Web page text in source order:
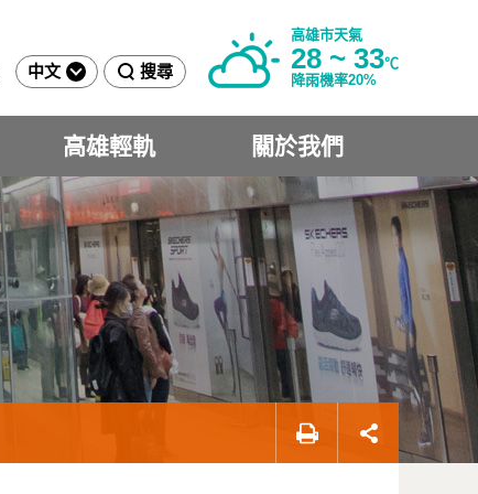
中文 搜尋
高雄市天氣
28 ~ 33℃
降雨機率20%
高雄輕軌 關於我們